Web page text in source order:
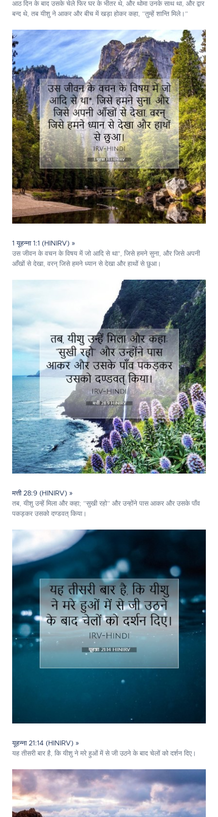
आठ दिन के बाद उसके चेले फिर घर के भीतर थे, और थोमा उनके साथ था, और द्वार
बन्द थे, तब यीशु ने आकर और बीच में खड़ा होकर कहा, “तुम्हें शान्ति मिले।”
1 यूहन्ना 1:1 (HINIRV) »
उस जीवन के वचन के विषय में जो आदि से था*, जिसे हमने सुना, और जिसे अपनी
आँखों से देखा, वरन् जिसे हमने ध्यान से देखा और हाथों से छुआ।
मत्ती 28:9 (HINIRV) »
तब, यीशु उन्हें मिला और कहा; “सुखी रहो” और उन्होंने पास आकर और उसके पाँव
पकड़कर उसको दण्डवत् किया।
यूहन्ना 21:14 (HINIRV) »
यह तीसरी बार है, कि यीशु ने मरे हुओं में से जी उठने के बाद चेलों को दर्शन दिए।